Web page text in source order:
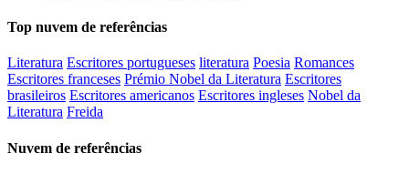
Top nuvem de referências
Literatura Escritores portugueses literatura Poesia Romances
Escritores franceses Prémio Nobel da Literatura Escritores
brasileiros Escritores americanos Escritores ingleses Nobel da
Literatura Freida
Nuvem de referências